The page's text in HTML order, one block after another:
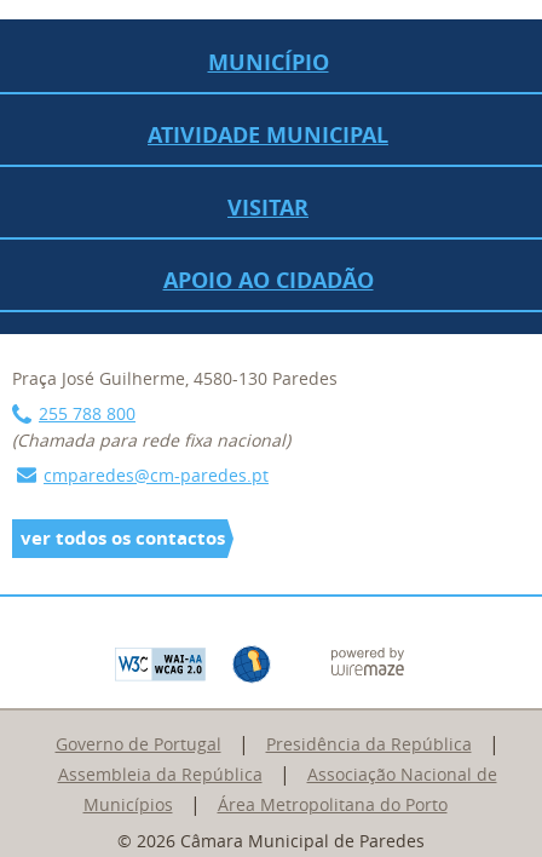
MUNICÍPIO
ATIVIDADE MUNICIPAL
VISITAR
APOIO AO CIDADÃO
Praça José Guilherme, 4580-130 Paredes
255 788 800
(Chamada para rede fixa nacional)
cmparedes@cm-paredes.pt
ver todos os contactos
Governo de Portugal | Presidência da República |
Assembleia da República |
Associação Nacional de
Municípios
|
Área Metropolitana do Porto
© 2026 Câmara Municipal de Paredes